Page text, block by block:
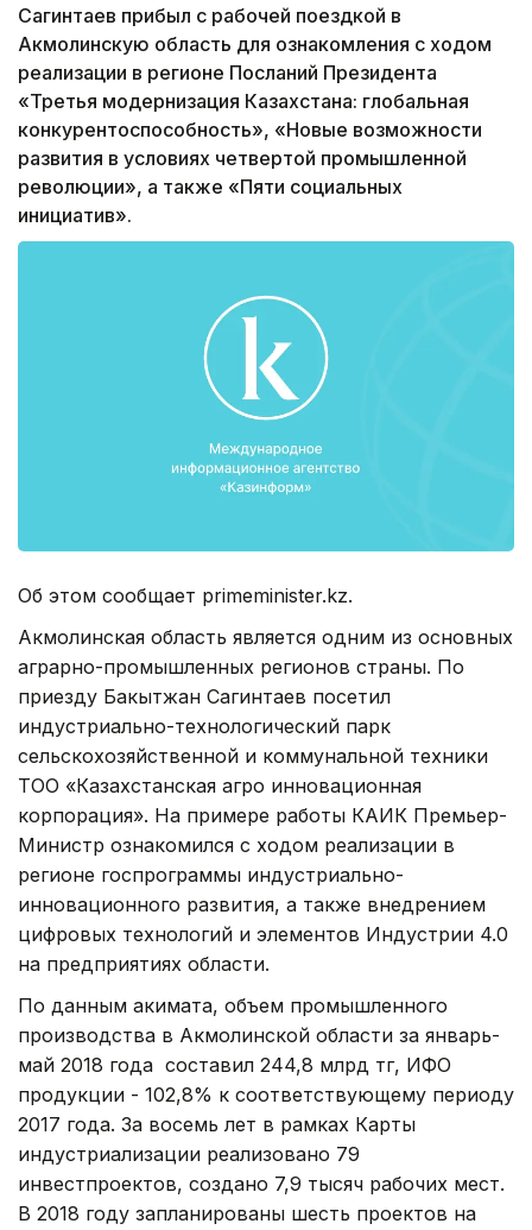
Сагинтаев прибыл с рабочей поездкой в
Акмолинскую область для ознакомления с ходом
реализации в регионе Посланий Президента
«Третья модернизация Казахстана: глобальная
конкурентоспособность», «Новые возможности
развития в условиях четвертой промышленной
революции», а также «Пяти социальных
инициатив».
Об этом сообщает primeminister.kz.
Акмолинская область является одним из основных
аграрно-промышленных регионов страны. По
приезду Бакытжан Сагинтаев посетил
индустриально-технологический парк
сельскохозяйственной и коммунальной техники
ТОО «Казахстанская агро инновационная
корпорация». На примере работы КАИК Премьер-
Министр ознакомился с ходом реализации в
регионе госпрограммы индустриально-
инновационного развития, а также внедрением
цифровых технологий и элементов Индустрии 4.0
на предприятиях области.
По данным акимата, объем промышленного
производства в Акмолинской области за январь-
май 2018 года составил 244,8 млрд тг, ИФО
продукции - 102,8% к соответствующему периоду
2017 года. За восемь лет в рамках Карты
индустриализации реализовано 79
инвестпроектов, создано 7,9 тысяч рабочих мест.
В 2018 году запланированы шесть проектов на